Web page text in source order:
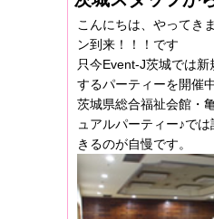
こんにちは、やってき
ン到来！！！です
只今Event-J茨城では
するパーティーを開催中
茨城県総合福祉会館・
ュアルパーティー♪で
きるのが自慢です。